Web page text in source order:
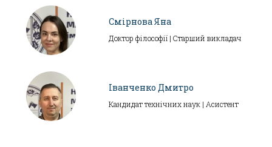
Смірнова Яна
Доктор філософії | Старший викладач
Іванченко Дмитро
Кандидат технічних наук | Асистент